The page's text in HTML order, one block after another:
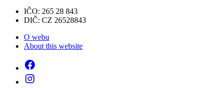
IČO: 265 28 843
DIČ: CZ 26528843
O webu
About this website